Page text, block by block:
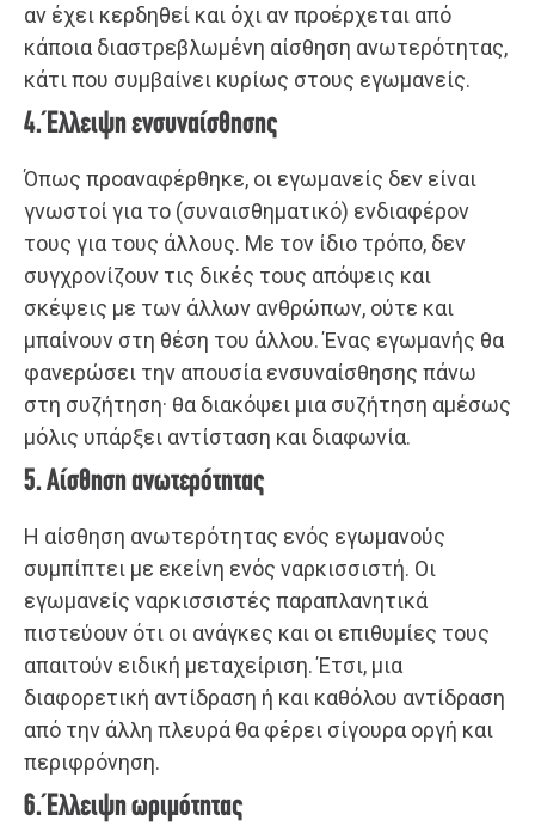
αν έχει κερδηθεί και όχι αν προέρχεται από
κάποια διαστρεβλωμένη αίσθηση ανωτερότητας,
κάτι που συμβαίνει κυρίως στους εγωμανείς.
4. Έλλειψη ενσυναίσθησης
Όπως προαναφέρθηκε, οι εγωμανείς δεν είναι
γνωστοί για το (συναισθηματικό) ενδιαφέρον
τους για τους άλλους. Με τον ίδιο τρόπο, δεν
συγχρονίζουν τις δικές τους απόψεις και
σκέψεις με των άλλων ανθρώπων, ούτε και
μπαίνουν στη θέση του άλλου. Ένας εγωμανής θα
φανερώσει την απουσία ενσυναίσθησης πάνω
στη συζήτηση· θα διακόψει μια συζήτηση αμέσως
μόλις υπάρξει αντίσταση και διαφωνία.
5. Αίσθηση ανωτερότητας
Η αίσθηση ανωτερότητας ενός εγωμανούς
συμπίπτει με εκείνη ενός ναρκισσιστή. Οι
εγωμανείς ναρκισσιστές παραπλανητικά
πιστεύουν ότι οι ανάγκες και οι επιθυμίες τους
απαιτούν ειδική μεταχείριση. Έτσι, μια
διαφορετική αντίδραση ή και καθόλου αντίδραση
από την άλλη πλευρά θα φέρει σίγουρα οργή και
περιφρόνηση.
6. Έλλειψη ωριμότητας